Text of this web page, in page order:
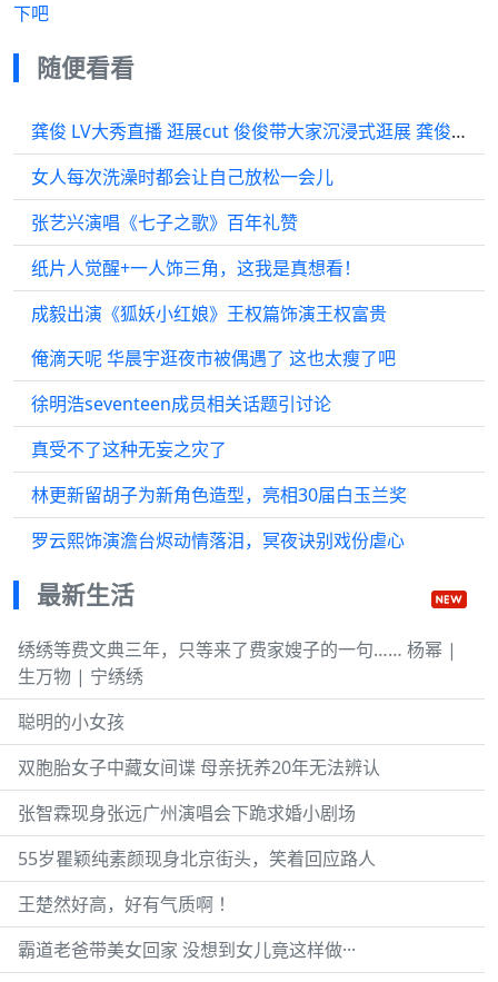
下吧
随便看看
龚俊 LV大秀直播 逛展cut 俊俊带大家沉浸式逛展 龚俊黄色夹克造型星姐微博
女人每次洗澡时都会让自己放松一会儿
张艺兴演唱《七子之歌》百年礼赞
纸片人觉醒+一人饰三角，这我是真想看！
成毅出演《狐妖小红娘》王权篇饰演王权富贵
俺滴天呢 华晨宇逛夜市被偶遇了 这也太瘦了吧
徐明浩seventeen成员相关话题引讨论
真受不了这种无妄之灾了
林更新留胡子为新角色造型，亮相30届白玉兰奖
罗云熙饰演澹台烬动情落泪，冥夜诀别戏份虐心
最新生活
绣绣等费文典三年，只等来了费家嫂子的一句…… 杨幂 |
生万物 | 宁绣绣
聪明的小女孩
双胞胎女子中藏女间谍 母亲抚养20年无法辨认
张智霖现身张远广州演唱会下跪求婚小剧场
55岁瞿颖纯素颜现身北京街头，笑着回应路人
王楚然好高，好有气质啊 ！
霸道老爸带美女回家 没想到女儿竟这样做···